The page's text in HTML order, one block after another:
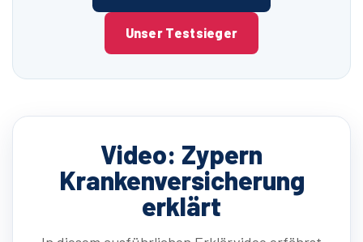
Unser Testsieger
Video: Zypern
Krankenversicherung
erklärt